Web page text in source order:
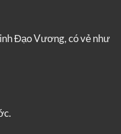
Đạo Vương, có vẻ như